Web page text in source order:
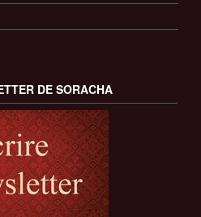
DE SORACHA